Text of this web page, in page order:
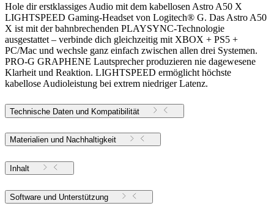
Hole dir erstklassiges Audio mit dem kabellosen Astro A50 X
LIGHTSPEED Gaming-Headset von Logitech® G. Das Astro A50
X ist mit der bahnbrechenden PLAYSYNC-Technologie
ausgestattet – verbinde dich gleichzeitig mit XBOX + PS5 +
PC/Mac und wechsle ganz einfach zwischen allen drei Systemen.
PRO-G GRAPHENE Lautsprecher produzieren nie dagewesene
Klarheit und Reaktion. LIGHTSPEED ermöglicht höchste
kabellose Audioleistung bei extrem niedriger Latenz.
Technische Daten und Kompatibilität
Materialien und Nachhaltigkeit
Inhalt
Software und Unterstützung